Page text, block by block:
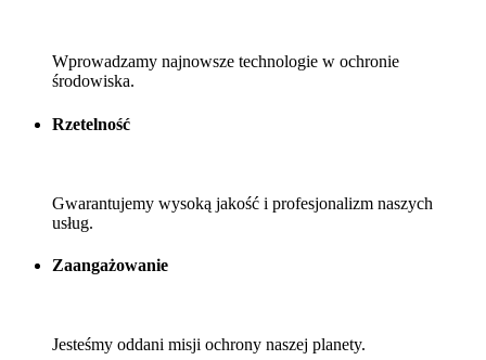
Wprowadzamy najnowsze technologie w ochronie
środowiska.
Rzetelność
Gwarantujemy wysoką jakość i profesjonalizm naszych
usług.
Zaangażowanie
Jesteśmy oddani misji ochrony naszej planety.